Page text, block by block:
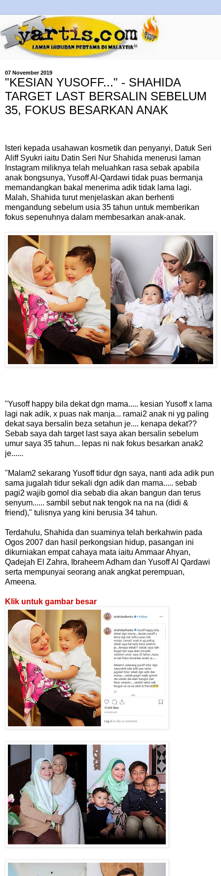
07 November 2019
"KESIAN YUSOFF..." - SHAHIDA
TARGET LAST BERSALIN SEBELUM
35, FOKUS BESARKAN ANAK
Isteri kepada usahawan kosmetik dan penyanyi, Datuk Seri
Aliff Syukri iaitu Datin Seri Nur Shahida menerusi laman
Instagram miliknya telah meluahkan rasa sebak apabila
anak bongsunya, Yusoff Al-Qardawi tidak puas bermanja
memandangkan bakal menerima adik tidak lama lagi.
Malah, Shahida turut menjelaskan akan berhenti
mengandung sebelum usia 35 tahun untuk memberikan
fokus sepenuhnya dalam membesarkan anak-anak.
"Yusoff happy bila dekat dgn mama..... kesian Yusoff x lama
lagi nak adik, x puas nak manja... ramai2 anak ni yg paling
dekat saya bersalin beza setahun je.... kenapa dekat??
Sebab saya dah target last saya akan bersalin sebelum
umur saya 35 tahun... lepas ni nak fokus besarkan anak2
je......
"Malam2 sekarang Yusoff tidur dgn saya, nanti ada adik pun
sama jugalah tidur sekali dgn adik dan mama..... sebab
pagi2 wajib gomol dia sebab dia akan bangun dan terus
senyum...... sambil sebut nak tengok na na na (didi &
friend)," tulisnya yang kini berusia 34 tahun.
Terdahulu, Shahida dan suaminya telah berkahwin pada
Ogos 2007 dan hasil perkongsian hidup, pasangan ini
dikurniakan empat cahaya mata iaitu Ammaar Ahyan,
Qadejah El Zahra, Ibraheem Adham dan Yusoff Al Qardawi
serta mempunyai seorang anak angkat perempuan,
Ameena.
Klik untuk gambar besar